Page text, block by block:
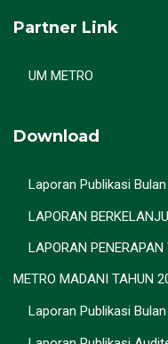
Partner Link
UM METRO
Download
Laporan Publikasi
LAPORAN
LAPORAN
METRO MADANI TAHUN
Laporan Publikasi